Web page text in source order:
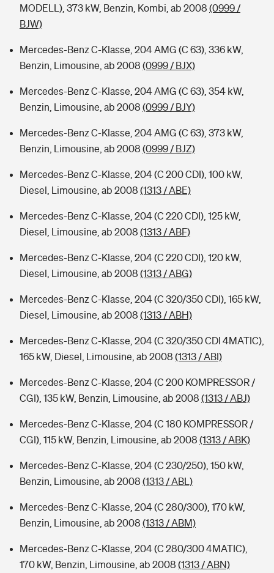
MODELL), 373 kW, Benzin, Kombi, ab 2008 (0999 /
BJW)
Mercedes-Benz C-Klasse, 204 AMG (C 63), 336 kW,
Benzin, Limousine, ab 2008 (0999 / BJX)
Mercedes-Benz C-Klasse, 204 AMG (C 63), 354 kW,
Benzin, Limousine, ab 2008 (0999 / BJY)
Mercedes-Benz C-Klasse, 204 AMG (C 63), 373 kW,
Benzin, Limousine, ab 2008 (0999 / BJZ)
Mercedes-Benz C-Klasse, 204 (C 200 CDI), 100 kW,
Diesel, Limousine, ab 2008 (1313 / ABE)
Mercedes-Benz C-Klasse, 204 (C 220 CDI), 125 kW,
Diesel, Limousine, ab 2008 (1313 / ABF)
Mercedes-Benz C-Klasse, 204 (C 220 CDI), 120 kW,
Diesel, Limousine, ab 2008 (1313 / ABG)
Mercedes-Benz C-Klasse, 204 (C 320/350 CDI), 165 kW,
Diesel, Limousine, ab 2008 (1313 / ABH)
Mercedes-Benz C-Klasse, 204 (C 320/350 CDI 4MATIC),
165 kW, Diesel, Limousine, ab 2008 (1313 / ABI)
Mercedes-Benz C-Klasse, 204 (C 200 KOMPRESSOR /
CGI), 135 kW, Benzin, Limousine, ab 2008 (1313 / ABJ)
Mercedes-Benz C-Klasse, 204 (C 180 KOMPRESSOR /
CGI), 115 kW, Benzin, Limousine, ab 2008 (1313 / ABK)
Mercedes-Benz C-Klasse, 204 (C 230/250), 150 kW,
Benzin, Limousine, ab 2008 (1313 / ABL)
Mercedes-Benz C-Klasse, 204 (C 280/300), 170 kW,
Benzin, Limousine, ab 2008 (1313 / ABM)
Mercedes-Benz C-Klasse, 204 (C 280/300 4MATIC),
170 kW, Benzin, Limousine, ab 2008 (1313 / ABN)